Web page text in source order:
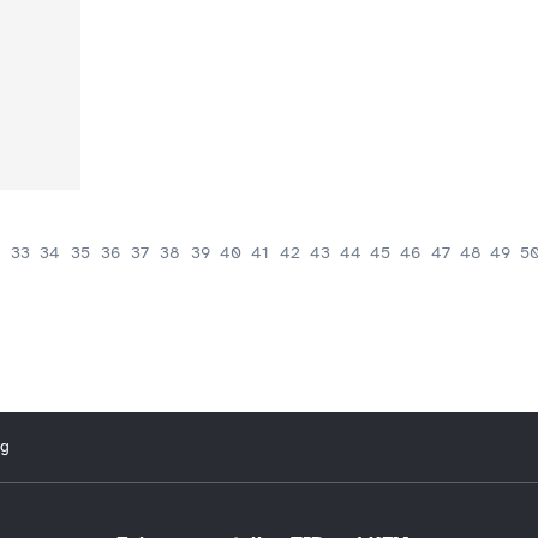
33 34 35 36 37 38 39 40 41 42 43 44 45 46 47 48 49